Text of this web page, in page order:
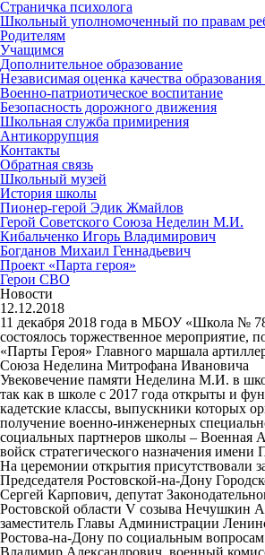
Страничка психолога
Школьный уполномоченный по правам
Родителям
Учащимся
Дополнительное образование
Независимая оценка качества
Военно-патриотическое воспитание
Безопасность дорожного движения
Школьная служба примирения
Антикоррупция
Контакты
Обратная связь
Школьный музей
История школы
Пионер-герой Эдик Жмайлов
Герой Советского Союза Неделин М.И.
Кибальченко Игорь Владимирович
Богданов Михаил Геннадьевич
Проект «Парта героя»
Герои СВО
Новости
12.12.2018
11 декабря 2018 года в МБОУ «Школа №
состоялось торжественное мероприятие,
«Парты Героя» Главного маршала
Союза Неделина Митрофана Ивановича
Увековечение памяти Неделина М.И. в
так как в школе с 2017 года открыты и
кадетские классы, выпускники которых
получение военно-инженерных
социальных партнеров школы – Военная
войск стратегического назначения имени
На церемонии открытия присутствовали
Председателя Ростовской-на-Дону
Сергей Карпович, депутат
Ростовской области V созыва Нечушкин
заместитель Главы Администрации
Ростова-на-Дону по социальным